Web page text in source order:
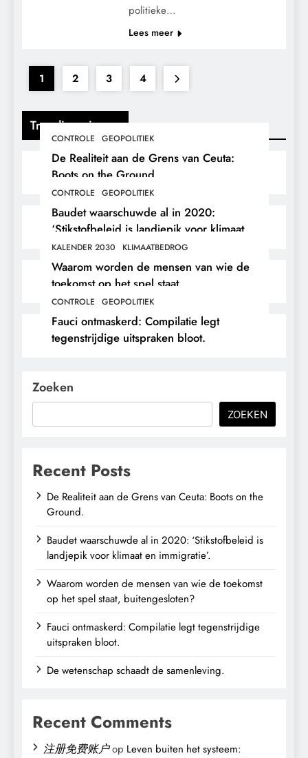
Trending nieuws
CONTROLE GEOPOLITIEK
De Realiteit aan de Grens van Ceuta:
Boots on the Ground.
CONTROLE GEOPOLITIEK
Baudet waarschuwde al in 2020:
‘Stikstofbeleid is landjepik voor klimaat
en immigratie’.
KALENDER 2030 KLIMAATBEDROG
Waarom worden de mensen van wie de
toekomst op het spel staat,
buitengesloten?
CONTROLE GEOPOLITIEK
Fauci ontmaskerd: Compilatie legt
tegenstrijdige uitspraken bloot.
politieke…
Lees meer
1 2 3 4
Zoeken
ZOEKEN
Recent Posts
De Realiteit aan de Grens van Ceuta: Boots on the
Ground.
Baudet waarschuwde al in 2020: ‘Stikstofbeleid is
landjepik voor klimaat en immigratie’.
Waarom worden de mensen van wie de toekomst
op het spel staat, buitengesloten?
Fauci ontmaskerd: Compilatie legt tegenstrijdige
uitspraken bloot.
De wetenschap schaadt de samenleving.
Recent Comments
注册免费账户op Leven buiten het systeem: